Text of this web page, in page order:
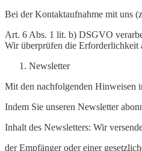
Bei der Kontaktaufnahme mit uns
Art. 6 Abs. 1 lit. b) DSGVO
Wir überprüfen die Erforderlichkeit
Newsletter
Mit den nachfolgenden Hinweisen
Indem Sie unseren Newsletter
Inhalt des Newsletters: Wir
der Empfänger oder einer